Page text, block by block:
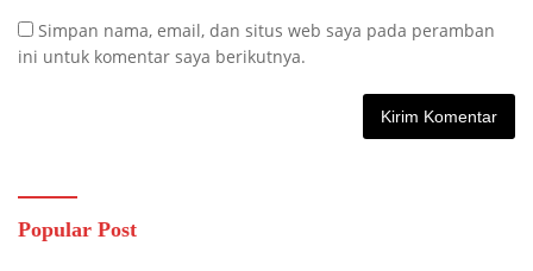
Simpan nama, email, dan situs web saya pada peramban
ini untuk komentar saya berikutnya.
Popular Post